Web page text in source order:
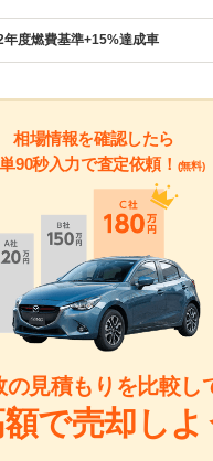
年度燃費基準+15%達成車
相場情報を確認したら
90秒入力で査定依頼！ (無料)
の見積もりを比較し
で売却しよ